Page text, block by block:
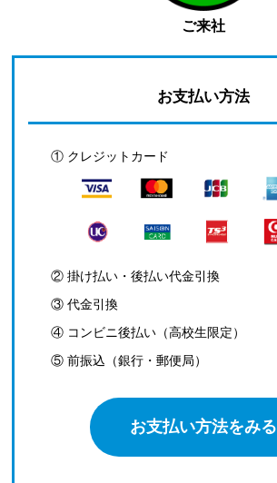
ご来社
お支払い方法
① クレジットカード
② 掛け払い・後払い代金引換
③ 代金引換
④ コンビニ後払い（高校生限定）
⑤ 前振込（銀行・郵便局）
お支払い方法をみる